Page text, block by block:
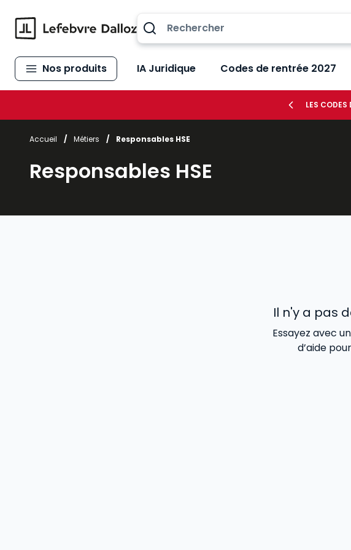
Nos produits IA Juridique Codes de rentrée 2027
LES CODES
Accueil / Métiers / Responsables HSE
Responsables HSE
Il n'y a pas
Essayez avec
d’aide